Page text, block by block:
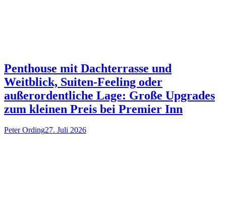
Penthouse mit Dachterrasse und
Weitblick, Suiten-Feeling oder
außerordentliche Lage: Große Upgrades
zum kleinen Preis bei Premier Inn
Peter Ording27. Juli 2026